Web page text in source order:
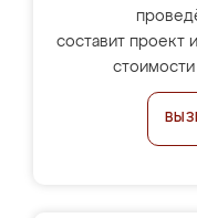
составит проект